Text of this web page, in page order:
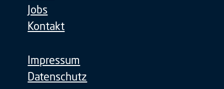
Jobs
Kontakt
Impressum
Datenschutz